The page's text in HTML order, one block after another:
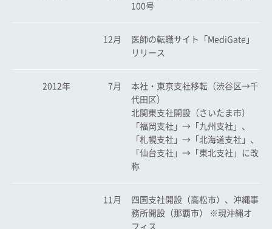
100号
12月
医師の転職サイト「MediGate」
リリース
2012年 7月
本社・東京支社移転（渋谷区→千
代田区）
北関東支社開設（さいたま市）
「福岡支社」→「九州支社」、
「札幌支社」→「北海道支社」、
「仙台支社」→「東北支社」に改
称
11月
四国支社開設（高松市）、沖縄事
務所開設（那覇市） ※現沖縄オ
フィス